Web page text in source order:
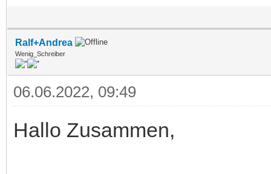
Ralf+Andrea
Wenig_Schreiber
06.06.2022, 09:49
Hallo Zusammen,